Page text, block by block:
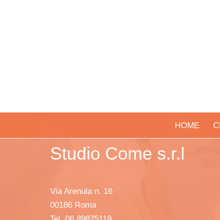
HOME
Studio Come s.r.l
Via Arenula n. 16
00186 Roma